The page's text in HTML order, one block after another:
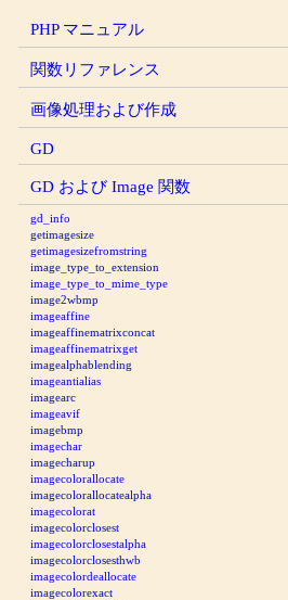
PHP マニュアル
関数リファレンス
画像処理および作成
GD
GD および Image 関数
gd_info
getimagesize
getimagesizefromstring
image_type_to_extension
image_type_to_mime_type
image2wbmp
imageaffine
imageaffinematrixconcat
imageaffinematrixget
imagealphablending
imageantialias
imagearc
imageavif
imagebmp
imagechar
imagecharup
imagecolorallocate
imagecolorallocatealpha
imagecolorat
imagecolorclosest
imagecolorclosestalpha
imagecolorclosesthwb
imagecolordeallocate
imagecolorexact